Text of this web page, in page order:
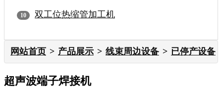
双工位热缩管加工机
网站首页 产品展示 线束周边设备 已停产设备
超声波端子焊接机